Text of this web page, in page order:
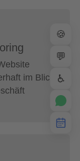
im Blick
🍪
💬
♿